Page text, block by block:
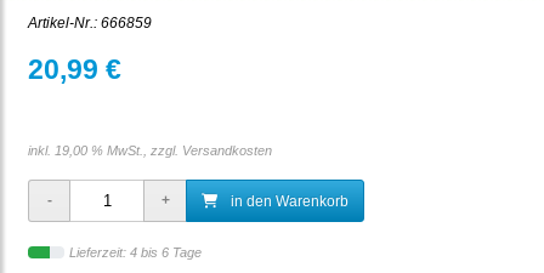
Artikel-Nr.: 666859
20,99 €
inkl. 19,00 % MwSt., zzgl. Versandkosten
in den Warenkorb
Lieferzeit: 4 bis 6 Tage